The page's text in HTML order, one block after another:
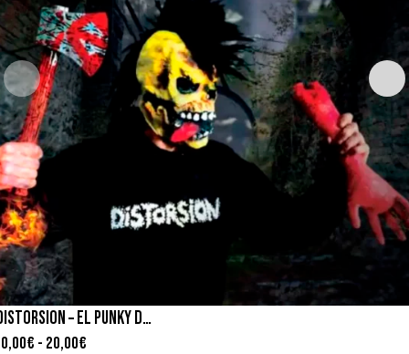
DISTORSION – EL PUNKY DEL HACHA
€ - 20,00€